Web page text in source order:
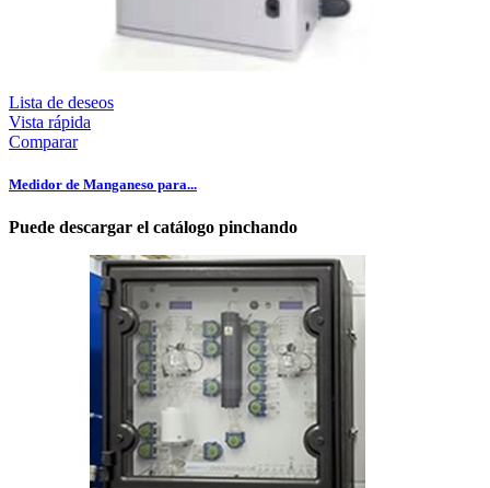
Lista de deseos
Vista rápida
Comparar
Medidor de Manganeso para...
Puede descargar el catálogo pinchando